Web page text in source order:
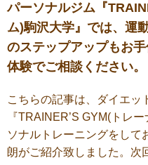
パーソナルジム『
ム)駒沢大学』では、運
のステップアップもお
体験でご相談ください。
こちらの記事は、ダイエッ
『TRAINER’S GYM( トレ
ソナルトレーニングをして
朗がご紹介致しました。次